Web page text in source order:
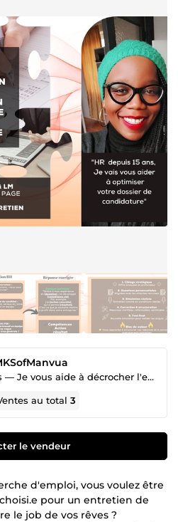
RH depuis 15 ans — Je vous aide à décrocher l'entretien que vous méritez
au total3
le vendeur
d'emploi, vous voulez être
pour un entretien de
le job de vos rêves ?